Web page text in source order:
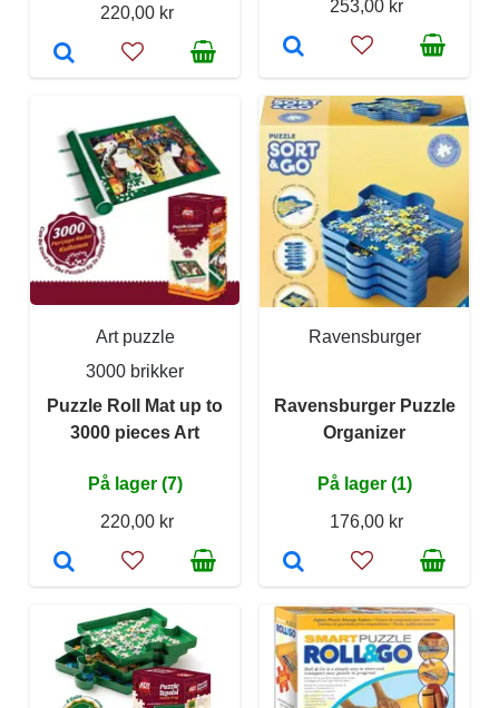
220,00 kr 253,00 kr
Art puzzle
3000 brikker
Puzzle Roll Mat up to
3000 pieces Art
På lager (7)
220,00 kr
Ravensburger
Ravensburger Puzzle
Organizer
På lager (1)
176,00 kr